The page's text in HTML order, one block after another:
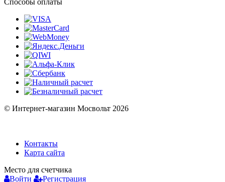
© Интернет-магазин Мосвольт 2026
Контакты
Карта сайта
Место для счетчика
Войти
Регистрация